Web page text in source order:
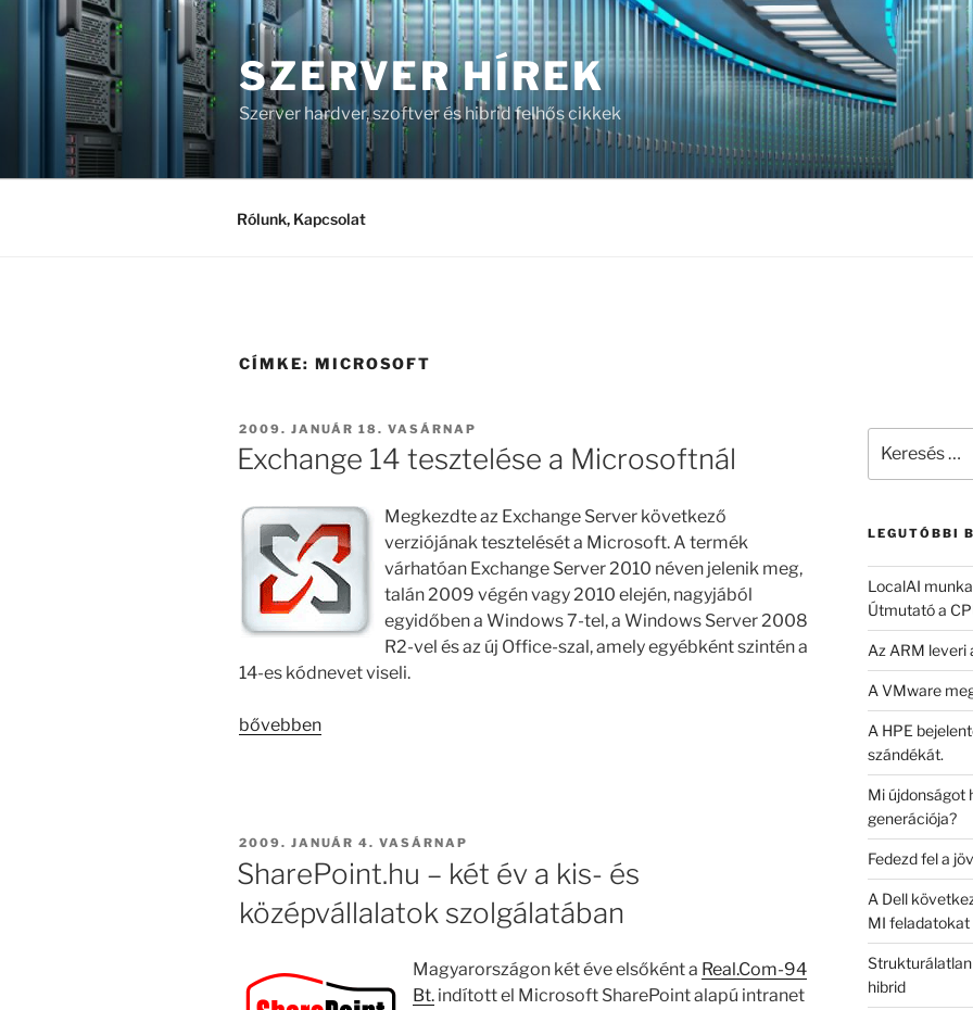
Tartalomhoz
SZERVER HÍREK
Szerver hardver, szoftver és hibrid felhős cikkek
Rólunk, Kapcsolat
CÍMKE: MICROSOFT
BEKÜLDVE:
2009. JANUÁR 18. VASÁRNAP
Exchange 14 tesztelése a Microsoftnál
Megkezdte az Exchange Server következő
verziójának tesztelését a Microsoft. A termék
várhatóan Exchange Server 2010 néven jelenik meg,
talán 2009 végén vagy 2010 elején, nagyjából
egyidőben a Windows 7-tel, a Windows Server 2008
R2-vel és az új Office-szal, amely egyébként szintén a
14-es kódnevet viseli.
„Exchange
bővebben
BEKÜLDVE:
2009. JANUÁR 4. VASÁRNAP
SharePoint.hu – két év a kis- és
középvállalatok szolgálatában
Magyarországon két éve elsőként a Real.Com-94
Bt. indított el Microsoft SharePoint alapú intranet
következő
LEGUTÓBBI
LocalAI
Útmutató a
Az ARM
A VMware
A HPE
szándékát.
Mi újdonságot
generációja?
Fedezd fel a
A Dell
MI feladatokat
hibrid